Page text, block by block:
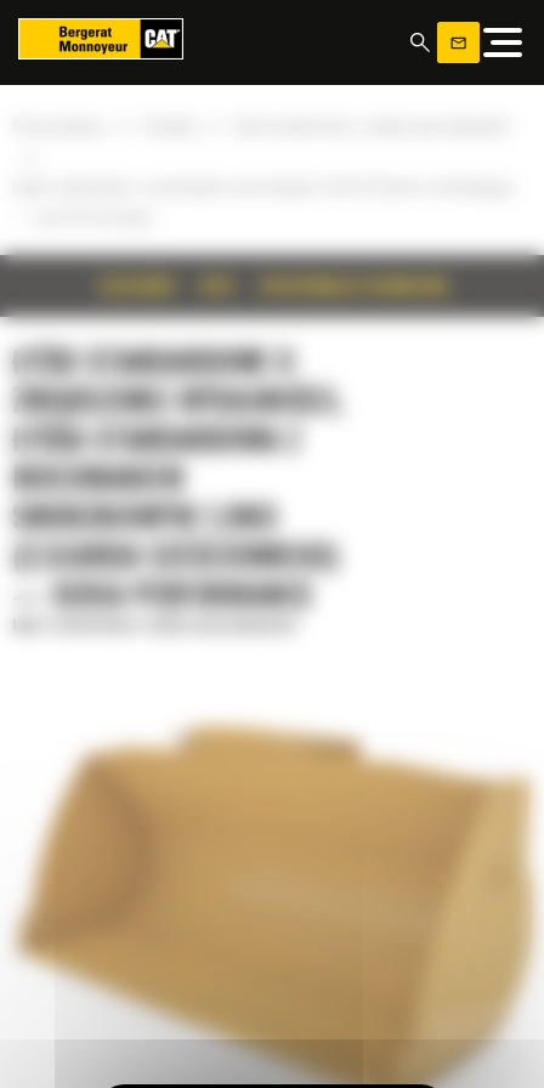
ŁYŻKI STANDARDOWE O
ZWIĘKSZONEJ WYDAJNOŚCI,
ŁYŻKA STANDARDOWA Z
MOCOWANIEM
SWORZNIOWYM 1,9M3
(2,5JARDA SZEŚCIENNEGO)
— SERIA PERFORMANCE
Panel zarządzania plikami cookies